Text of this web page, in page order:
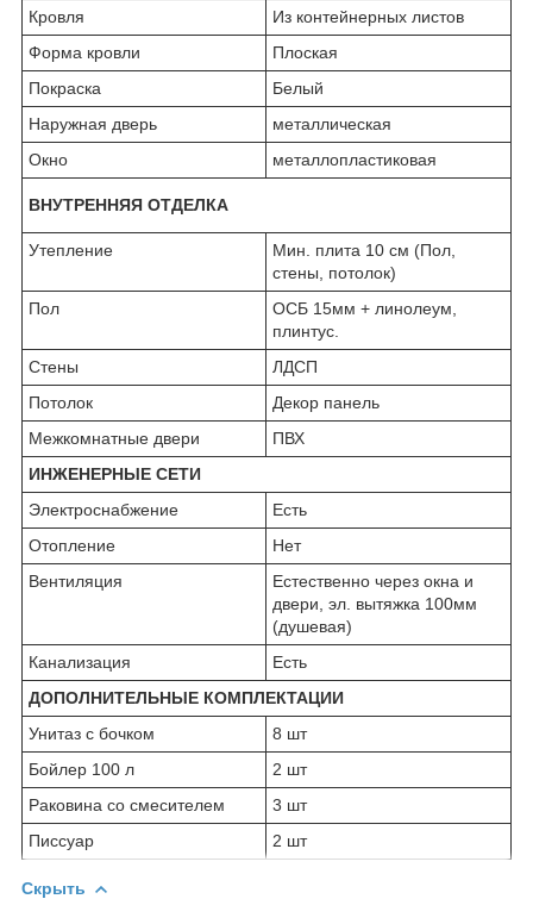
Кровля
Из контейнерных листов
Форма кровли
Плоская
Покраска
Белый
Наружная дверь
металлическая
Окно
металлопластиковая
ВНУТРЕННЯЯ ОТДЕЛКА
Утепление
Мин. плита 10 см (Пол,
стены, потолок)
Пол
ОСБ 15мм + линолеум,
плинтус.
Стены
ЛДСП
Потолок
Декор панель
Межкомнатные двери
ПВХ
ИНЖЕНЕРНЫЕ СЕТИ
Электроснабжение
Есть
Отопление
Нет
Вентиляция
Естественно через окна и
двери, эл. вытяжка 100мм
(душевая)
Канализация
Есть
ДОПОЛНИТЕЛЬНЫЕ КОМПЛЕКТАЦИИ
Унитаз с бочком
8 шт
Бойлер 100 л
2 шт
Раковина со смесителем
3 шт
Писсуар
2 шт
Скрыть